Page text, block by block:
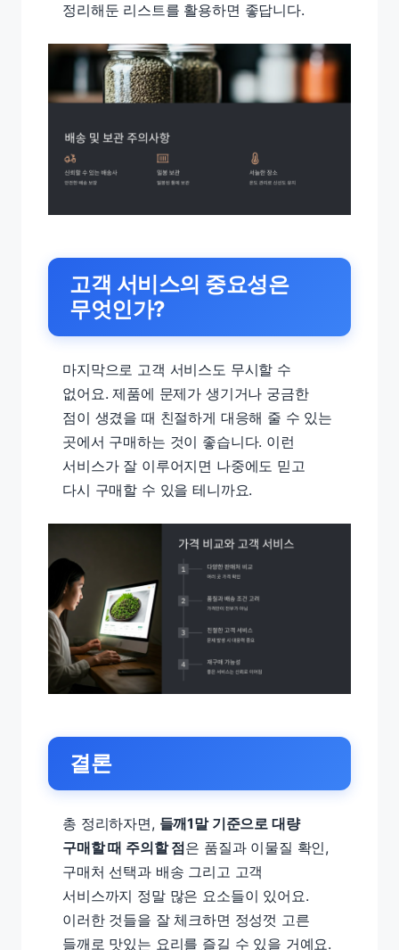
정리해둔 리스트를 활용하면 좋답니다.
고객 서비스의 중요성은
무엇인가?
마지막으로 고객 서비스도 무시할 수
없어요. 제품에 문제가 생기거나 궁금한
점이 생겼을 때 친절하게 대응해 줄 수 있는
곳에서 구매하는 것이 좋습니다. 이런
서비스가 잘 이루어지면 나중에도 믿고
다시 구매할 수 있을 테니까요.
결론
총 정리하자면, 들깨1말 기준으로 대량
구매할 때 주의할 점은 품질과 이물질 확인,
구매처 선택과 배송 그리고 고객
서비스까지 정말 많은 요소들이 있어요.
이러한 것들을 잘 체크하면 정성껏 고른
들깨로 맛있는 요리를 즐길 수 있을 거예요.